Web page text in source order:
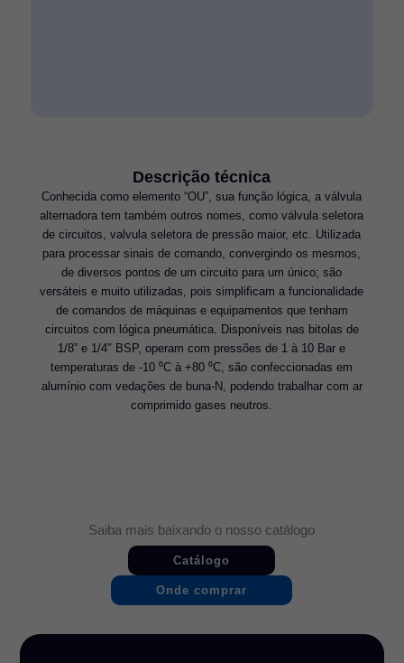
Descrição técnica
Conhecida como elemento “OU”, sua função lógica, a válvula
alternadora tem também outros nomes, como válvula seletora
de circuitos, valvula seletora de pressão maior, etc. Utilizada
para processar sinais de comando, convergindo os mesmos,
de diversos pontos de um circuito para um único; são
versáteis e muito utilizadas, pois simplificam a funcionalidade
de comandos de máquinas e equipamentos que tenham
circuitos com lógica pneumática. Disponíveis nas bitolas de
1/8” e 1/4″ BSP, operam com pressões de 1 à 10 Bar e
temperaturas de -10 ⁰C à +80 ⁰C, são confeccionadas em
alumínio com vedações de buna-N, podendo trabalhar com ar
comprimido gases neutros.
Saiba mais baixando o nosso catálogo
Catálogo
Onde comprar